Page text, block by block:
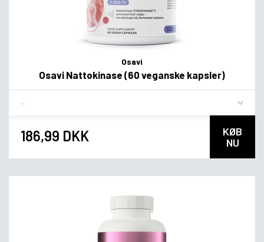
Osavi
Osavi Nattokinase (60 veganske kapsler)
186,99 DKK
KØB
NU